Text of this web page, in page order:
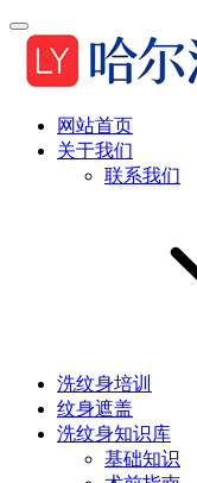
网站首页
关于我们
联系我们
洗纹身培训
纹身遮盖
洗纹身知识库
基础知识